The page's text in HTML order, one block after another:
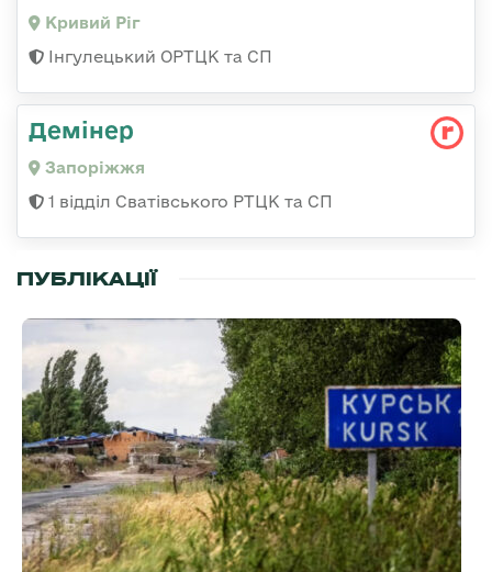
Кривий Ріг
Інгулецький ОРТЦК та СП
Демінер
Запоріжжя
1 відділ Сватівського РТЦК та СП
ПУБЛІКАЦІЇ